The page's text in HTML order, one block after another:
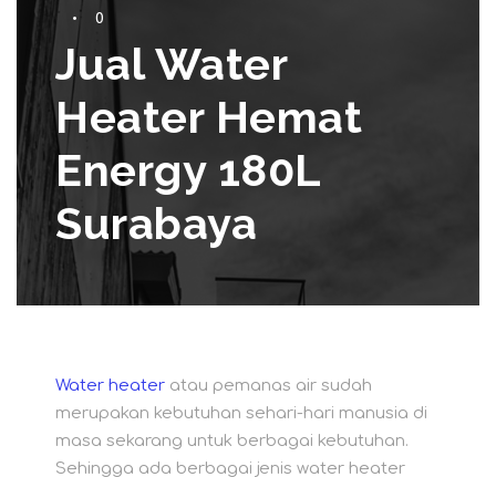
•
0
Jual Water
Heater Hemat
Energy 180L
Surabaya
Water heater atau pemanas air sudah
merupakan kebutuhan sehari-hari manusia di
masa sekarang untuk berbagai kebutuhan.
Sehingga ada berbagai jenis water heater